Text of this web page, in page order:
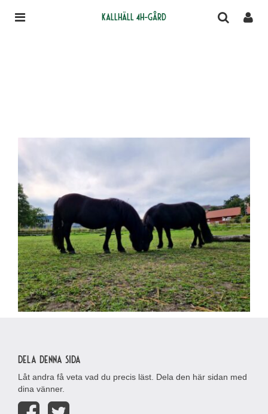
Kallhäll 4H-gård
Dela denna sida
Låt andra få veta vad du precis läst. Dela den här sidan med
dina vänner.